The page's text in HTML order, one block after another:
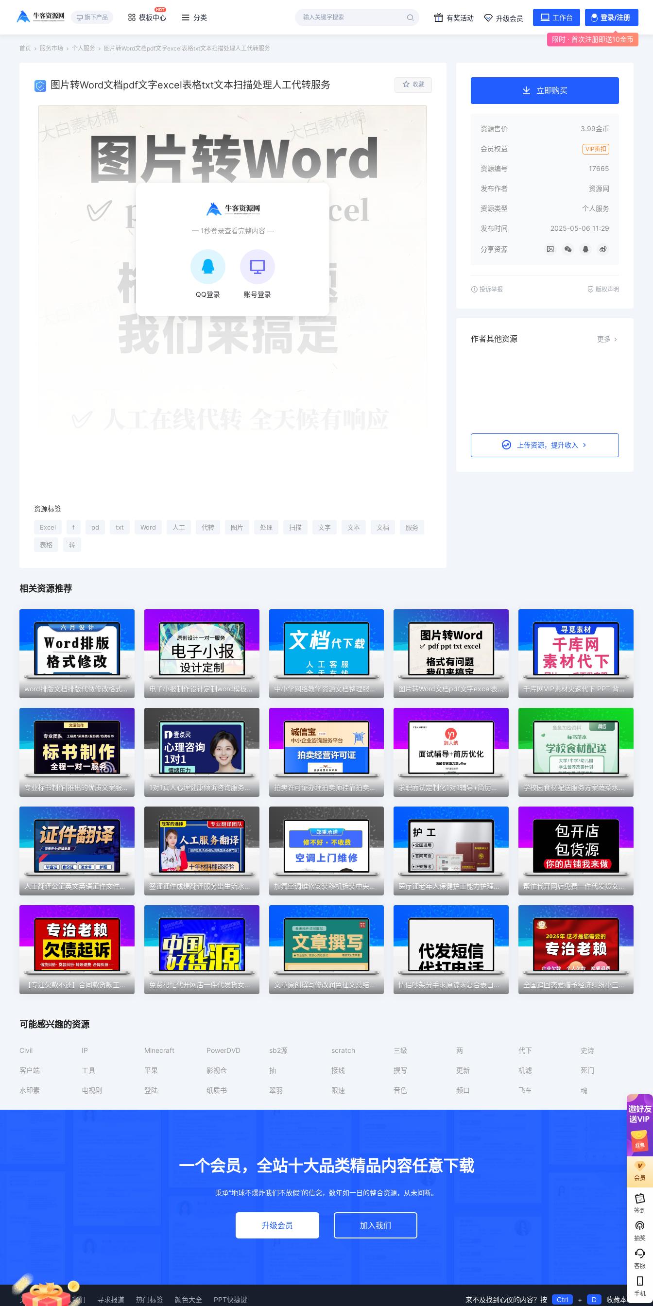
旗下产品 模板中心 分类 有奖活动 升级会员 工作台 登录/注册
限时 · 首次注册即送10金币
首页 服务市场 个人服务 图片转Word文档pdf文字excel表格txt文本扫描处理人工代转服务
图片转Word文档pdf文字excel表格txt文本扫描处理人工代转服务 收藏
— 1秒登录查看完整内容 —
QQ登录 账号登录
资源标签
Excel f pd txt Word 人工 代转 图片 处理 扫描 文字 文本 文档 服务
表格 转
立即购买
资源售价 3.99金币
会员权益 VIP折扣
资源编号 17665
发布作者 资源网
资源类型 个人服务
发布时间 2025-05-06 11:29
分享资源
投诉举报 版权声明
作者其他资源 更多
上传资源，提升收入
相关资源推荐
word排版文档排版代做修改格式表格制作帮做论文排版 电子小报制作设计定制word模板手抄报黑白线稿板报排版海报定做 中小学网络教学资源文档整理服务小初高资源服务21中华高考 图片转Word文档pdf文字excel表格txt文本扫描处理人工代转服务 千库网VIP素材火速代下 PPT 背景图 GIF 视频艺术字
专业标书制作|推出的优质文案服务高通过率|9000+成功案例极速审 1对1真人心理健康倾诉咨询服务恋爱焦虑抑郁情绪压力人际关系咨询 拍卖许可证办理拍卖师挂靠拍卖公司经营许可证申请咨询服务 求职面试定制化1对1辅导+简历深度优化+30天售后服务支持 学校园食材配送服务方案蔬菜水果牛奶粮油副食品采购供货招投标书
人工翻译公证英文英语证件文件留学资料流水翻译 naati翻译服务 签证证件成绩翻译服务出生流水荣誉证奖状英文翻译章资质naati 加氟空调维修安装移机拆装中央空调本地同城附近师傅上门服务 医疗证老年人保健护工能力护理员母婴报名认证评估师考试高级初级 帮忙代开网店免费一件代发货女装代理注册加盟厂家教学分销无货源
【专注欠款不还】合同款货款工资个人借款经济纠纷老赖还钱 免费帮忙代开网店一件代发货女装代理注册加盟厂家教学无分销货源 文章原创撰写修改润色征文总结报告文案 情侣吵架分手求原谅求复合表白祝福生日祝福传达代写代发 全国追回恋爱赠予经济纠纷小三婚内财产要账神器欠钱
可能感兴趣的资源
Civil IP Minecraft PowerDVD sb2源 scratch 三级 两 代下 史诗
客户端 工具 平果 影视仓 抽 接线 撰写 更新 机滤 死门
水印素 电视剧 登陆 纸质书 翠羽 限速 音色 频口 飞车 魂
一个会员，全站十大品类精品内容任意下载
秉承“地球不爆炸我们不放假”的信念，数年如一日的整合资源，从未间断。
升级会员 加入我们
关于我们 加入我们 寻求报道 热门标签 颜色大全 PPT快捷键 来不及找到心仪的内容？按 Ctrl + D 收藏本站
会员
签到
抽奖
客服
手机